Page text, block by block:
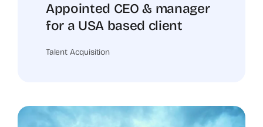
Appointed CEO & manager
for a USA based client
Talent Acquisition